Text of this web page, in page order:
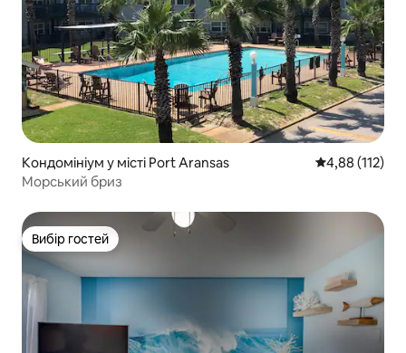
Кондомініум у місті Port Aransas Середня
4,88 (112)
Морський бриз
Вибір гостей
Вибір гостей